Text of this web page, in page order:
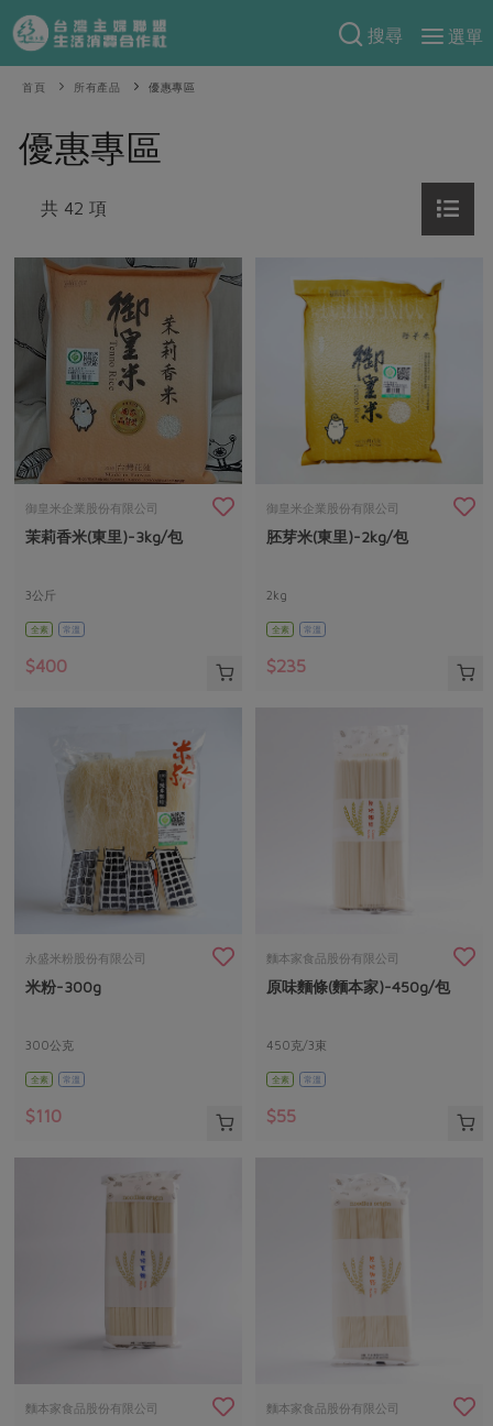
搜尋
選單
產品分類
當季蔬果
一籃菜
芽苗類
奶蛋豆・五穀
蛋
肉品・水產
水畜加工品
調理食材・點心
調味醬料/南北貨 烘焙
家庭清潔
日用品
素食專區
食譜料理
麵食
肉食
海鮮
常備菜
蛋料理
料理方式
醬料
湯品．鍋物
主題食譜
異國料理
高麗菜海鮮煎餅
把最好的台灣味帶回家！
防災用品預購圓滿結束
2026年端午節預購圓滿結束
更多預購活動
當季產品
合作25-經典快閃最後一週
合作25-精選產品第三彈
更多當季產品
主婦聯盟X樂齡網特約優惠案
30%rPET紅烏龍茶
2024農業發展計畫年度報告
更多議題活動
把最好的台灣味帶回家！
觀點文章
主婦食堂 一籃菜真心話
社內大小事 合作聯合國
產品故事
樂齡生活 親子食育
廚房瑜伽
減硝酸鹽
更多議題
生活者e週報
綠主張月刊
關於合作社
認識合作社
關於我們
員工與求才
自主把關
檢驗報告
硝酸鹽檢驗
社員權益
社務專區
選舉專區
媒體報導
地區活動
重要公告
首頁 所有產品 優惠專區
優惠專區
共 42 項
御皇米企業股份有限公司
茉莉香米(東里)-3kg/包
3公斤
全素 常溫
$400
御皇米企業股份有限公司
胚芽米(東里)-2kg/包
2kg
全素 常溫
$235
永盛米粉股份有限公司
米粉-300g
300公克
全素 常溫
$110
麵本家食品股份有限公司
原味麵條(麵本家)-450g/包
450克/3束
全素 常溫
$55
麵本家食品股份有限公司 麵本家食品股份有限公司